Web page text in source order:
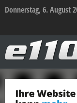
Donnerstag, 6. August
–
Das
Sicherheitsportal
Zum
Inhalt
springen